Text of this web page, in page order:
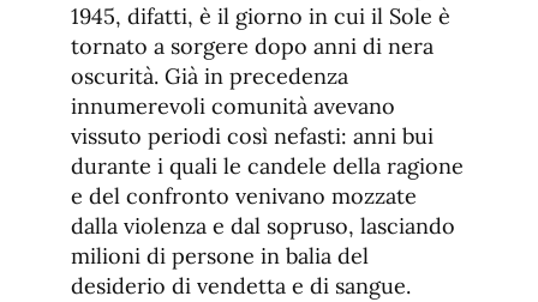
1945, difatti, è il giorno in cui il Sole è
tornato a sorgere dopo anni di nera
oscurità. Già in precedenza
innumerevoli comunità avevano
vissuto periodi così nefasti: anni bui
durante i quali le candele della ragione
e del confronto venivano mozzate
dalla violenza e dal sopruso, lasciando
milioni di persone in balia del
desiderio di vendetta e di sangue.